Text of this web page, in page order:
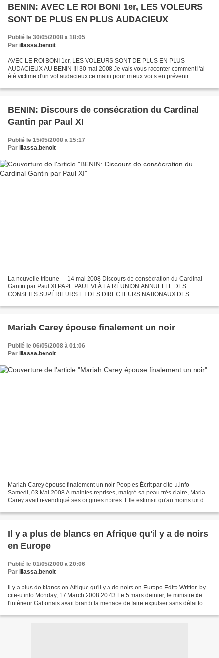
BENIN: AVEC LE ROI BONI 1er, LES VOLEURS
SONT DE PLUS EN PLUS AUDACIEUX
Publié le 30/05/2008 à 18:05
Par illassa.benoit
AVEC LE ROI BONI 1er, LES VOLEURS SONT DE PLUS EN PLUS
AUDACIEUX AU BENIN !!! 30 mai 2008 Je vais vous raconter comment j'ai
été victime d'un vol audacieux ce matin pour mieux vous en prévenir.
BENIN: Discours de consécration du Cardinal
Gantin par Paul XI
Publié le 15/05/2008 à 15:17
Par illassa.benoit
La nouvelle tribune - - 14 mai 2008 Discours de consécration du Cardinal
Gantin par Paul XI PAPE PAUL VI À LA RÉUNION ANNUELLE DES
CONSEILS SUPÉRIEURS ET DES DIRECTEURS NATIONAUX DES
Monsieur...
Mariah Carey épouse finalement un noir
Publié le 06/05/2008 à 01:06
Par illassa.benoit
Mariah Carey épouse finalement un noir Peoples Écrit par cite-u.info
Samedi, 03 Mai 2008 A maintes reprises, malgré sa peau très claire, Maria
Carey avait revendiqué ses origines noires. Elle estimait qu'au moins un de
Il y a plus de blancs en Afrique qu'il y a de noirs
en Europe
Publié le 01/05/2008 à 20:06
Par illassa.benoit
Il y a plus de blancs en Afrique qu'il y a de noirs en Europe Edito Written by
cite-u.info Monday, 17 March 2008 20:43 Le 5 mars dernier, le ministre de
l'intérieur Gabonais avait brandi la menace de faire expulser sans délai tous